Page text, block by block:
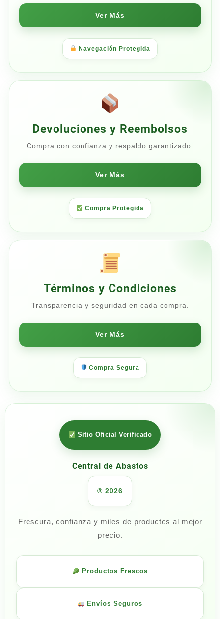
Ver Más
Navegación Protegida
Devoluciones y Reembolsos
Compra con confianza y respaldo garantizado.
Ver Más
Compra Protegida
Términos y Condiciones
Transparencia y seguridad en cada compra.
Ver Más
Compra Segura
Sitio Oficial Verificado
Central de Abastos
® 2026
Frescura, confianza y miles de productos al mejor
precio.
Productos Frescos
Envíos Seguros